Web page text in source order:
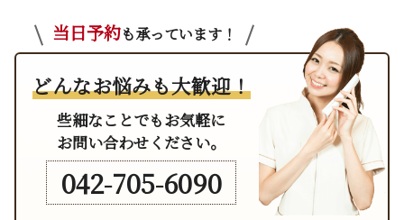
当日予約も承っています！
どんなお悩みも大歓迎！
些細なことでもお気軽に
お問い合わせください。
042-705-6090